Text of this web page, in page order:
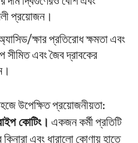
প্রয়োজন।
ক্ষার প্রতিরোধ ক্ষমতা এবং
সীমিত এবং জৈব দ্রাবকের
উপেক্ষিত প্রয়োজনীয়তা:
কোটিং। একজন কর্মী প্রতিটি